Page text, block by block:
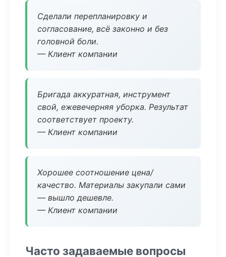
Сделали перепланировку и
согласование, всё законно и без
головной боли.
— Клиент компании
Бригада аккуратная, инструмент
свой, ежевечерняя уборка. Результат
соответствует проекту.
— Клиент компании
Хорошее соотношение цена/
качество. Материалы закупали сами
— вышло дешевле.
— Клиент компании
Часто задаваемые вопросы